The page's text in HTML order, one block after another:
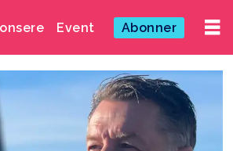
Event Abonner